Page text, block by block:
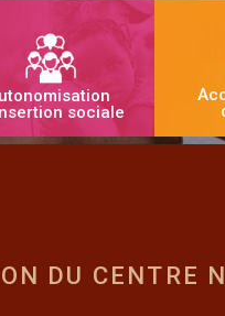
sociale
DU CENTRE